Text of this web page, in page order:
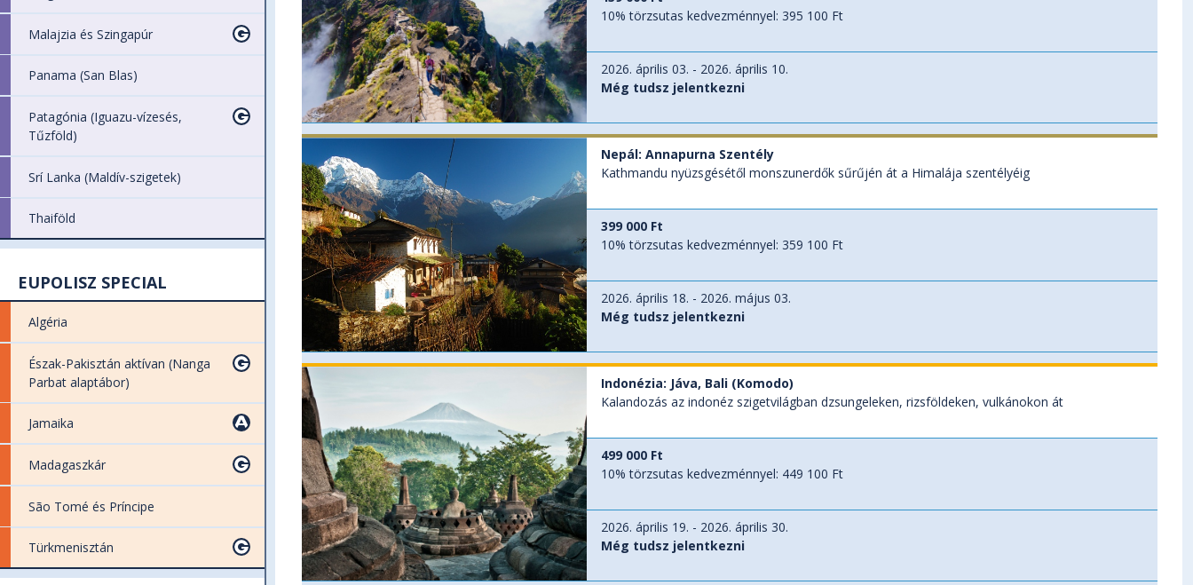
Malajzia és Szingapúr
Panama (San Blas)
Patagónia (Iguazu-vízesés,
Tűzföld)
Srí Lanka (Maldív-szigetek)
Thaiföld
EUPOLISZ SPECIAL
Algéria
Észak-Pakisztán aktívan (Nanga
Parbat alaptábor)
Jamaika
Madagaszkár
São Tomé és Príncipe
Türkmenisztán
10% törzsutas kedvezménnyel: 395 100 Ft
2026. április 03. - 2026. április 10.
Még tudsz jelentkezni
Nepál: Annapurna Szentély
Kathmandu nyüzsgésétől monszunerdők sűrűjén át a Himalája szentélyéig
399 000 Ft
10% törzsutas kedvezménnyel: 359 100 Ft
2026. április 18. - 2026. május 03.
Még tudsz jelentkezni
Indonézia: Jáva, Bali (Komodo)
Kalandozás az indonéz szigetvilágban dzsungeleken, rizsföldeken, vulkánokon át
499 000 Ft
10% törzsutas kedvezménnyel: 449 100 Ft
2026. április 19. - 2026. április 30.
Még tudsz jelentkezni